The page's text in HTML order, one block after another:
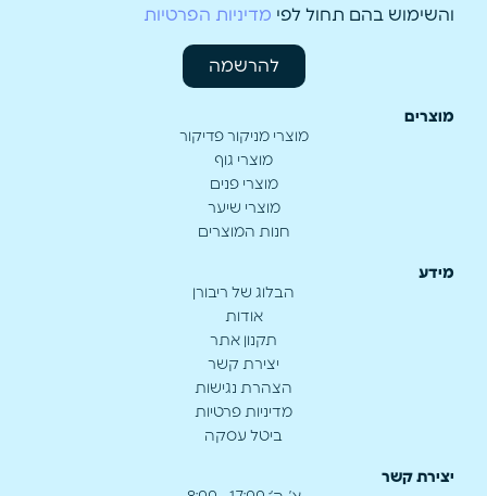
והשימוש בהם תחול לפי מדיניות הפרטיות
להרשמה
מוצרים
מוצרי מניקור פדיקור
מוצרי גוף
מוצרי פנים
מוצרי שיער
חנות המוצרים
מידע
הבלוג של ריבורן
אודות
תקנון אתר
יצירת קשר
הצהרת נגישות
מדיניות פרטיות
ביטל עסקה
יצירת קשר